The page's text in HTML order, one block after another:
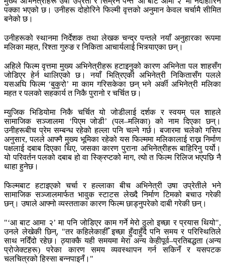
पक्का भएको छ। उनीहरू दोहोरिने फिल्मी वृत्तको अनुमान केवल चर्चामै सीमित
बनेको छ।
उनीहरूको स्थानमा निर्देशक तथा लेखक चन्द्र पन्तले नयाँ अनुहारका रूपमा
मलिका महत, रिश्ता गुरुङ र निकिता आचार्यलाई भित्र्याएका छन्।
अहिले फिल्म वृत्तमा मुख्य अभिनेत्रीहरू हटाइनुको कारण अभिनेता पल शाहसँग
जोडिएर हेर्न थालिएको छ। नयाँ भित्रिएकी अभिनेत्री निकितासँग पलले
यसअघि फिल्म ‘बुकुरो’ मा काम गरिसकेका छन् भने अर्की अभिनेत्री मलिका
महत र पलको सहकार्य त निकै पुरानो र चर्चित छ।
म्युजिक भिडियोमा निकै चर्चित यो जोडीलाई दर्शक र स्वयम् पल शाहले
सामाजिक सञ्जालमा ‘पिएम जोडी’ (पल–मलिका) को नाम दिएका छन्।
उनीहरूबीच प्रेम सम्बन्ध रहेको हल्ला पनि चल्ने गर्छ। बजारमा चलेको गसिप
अनुसार, पलले आफ्नै मुख्य भूमिका रहेको यस फिल्ममा मलिकालाई राख्न निर्माण
पक्षलाई दबाब दिएका थिए, जसका कारण पुराना अभिनेत्रीहरू बाहिरिनु पर्यो।
यो परिवर्तन पलको दबाब हो वा स्क्रिप्टको माग, त्यो त फिल्म रिलिज भएपछि नै
थाहा हुनेछ।
फिल्मबाट हटाइएको चर्चा र हल्लाका बीच अभिनेत्री उषा उप्रेतीले भने
सामाजिक सञ्जालमार्फत भावुक स्टाटस लेख्दै निर्माण टिमको बचाउ गरेकी
छन्। उषाले आफ्नो व्यस्तताका कारण फिल्म छाड्नुपरेको दाबी गरेकी छन्।
"‘आ बाट आमा २’ मा पनि जोडिएर काम गर्ने मेरो ठुलो इच्छा र प्रयास थियो",
उनले लेखेकी छिन्, "तर कहिलेकाहीँ इच्छा हुँदाहुँदै पनि समय र परिस्थितिले
साथ नदिँदो रहेछ। ठ्याक्कै यही समयमा मेरा अन्य केहीपूर्व–प्रतिबद्धता (अन्य
प्रोजेक्टहरू) परेका कारण समय व्यवस्थापन गर्न सकिनँ र यसपटक
चलचित्रको हिस्सा बन्नपाइनँ।"